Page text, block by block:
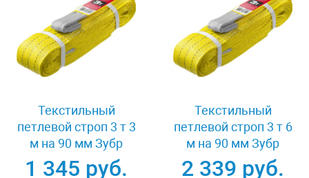
Текстильный
петлевой строп 3 т 3
м на 90 мм Зубр
43553-3-3
1 345 руб.
Текстильный
петлевой строп 3 т 6
м на 90 мм Зубр
43553-3-6
2 339 руб.